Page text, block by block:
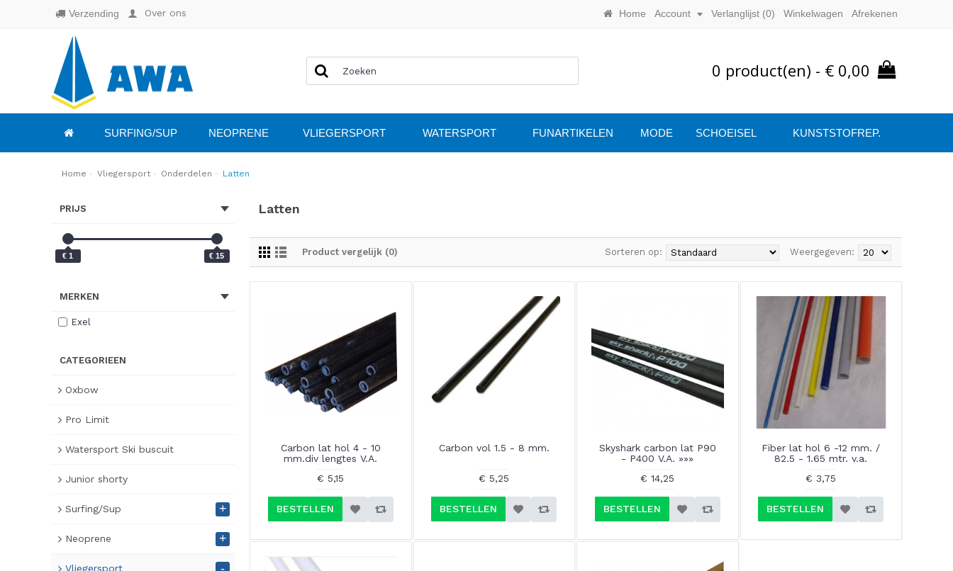
Verzending Over ons Home Account Verlanglijst (0) Winkelwagen Afrekenen
0 product(en) - € 0,00
SURFING/SUP NEOPRENE VLIEGERSPORT WATERSPORT FUNARTIKELEN MODE SCHOEISEL KUNSTSTOFREP.
Home Vliegersport Onderdelen Latten
PRIJS
€ 1 € 15
MERKEN
Exel
CATEGORIEEN
Oxbow
Pro Limit
Watersport Ski buscuit
Junior shorty
Surfing/Sup +
Neoprene +
Vliegersport -
Latten
Product vergelijk (0) Weergegeven:
Sorteren op:
Carbon lat hol 4 - 10
mm.div lengtes V.A.
€ 5,15
BESTELLEN
Carbon vol 1.5 - 8 mm.
€ 5,25
BESTELLEN
Skyshark carbon lat P90
- P400 V.A. »»»
€ 14,25
BESTELLEN
Fiber lat hol 6 -12 mm. /
82.5 - 1.65 mtr. v.a.
€ 3,75
BESTELLEN